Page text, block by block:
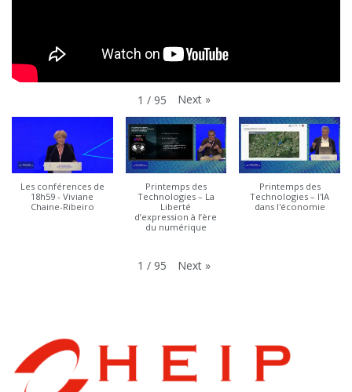
1 / 95 Next »
Les conférences de
18h59 - Viviane
Chaine-Ribeiro
Printemps des
Technologies – La
Liberté
d’expression à l’ère
du numérique
Printemps des
Technologies – l'IA
dans l'économie
1 / 95 Next »